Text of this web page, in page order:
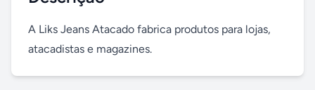
A Liks Jeans Atacado fabrica produtos para lojas,
atacadistas e magazines.